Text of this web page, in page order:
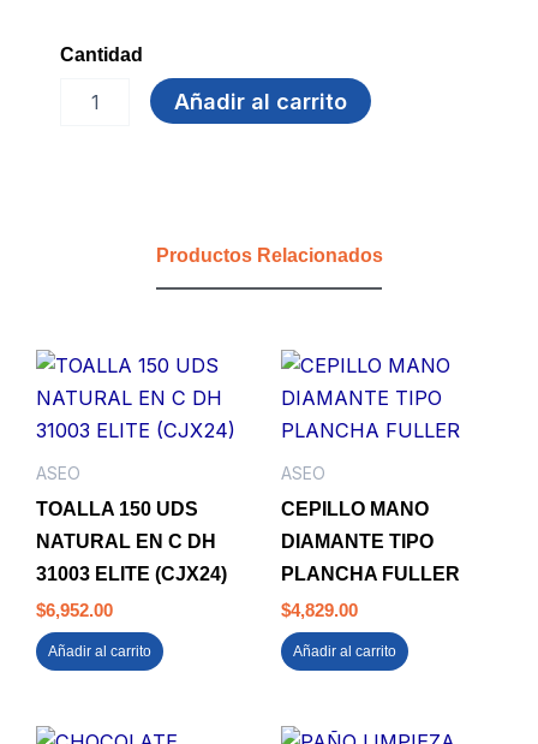
Cantidad
LIQUIDO
Añadir al carrito
Productos Relacionados
ASEO
TOALLA 150 UDS
NATURAL EN C DH
31003 ELITE (CJX24)
$6,952.00
Añadir al carrito
ASEO
CEPILLO MANO
DIAMANTE TIPO
PLANCHA FULLER
$4,829.00
Añadir al carrito